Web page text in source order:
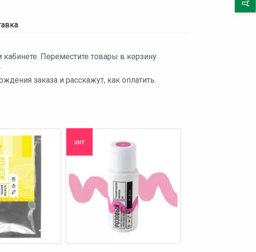
кабинете. Переместите товары в корзину.
заказа и расскажут, как оплатить.
хит